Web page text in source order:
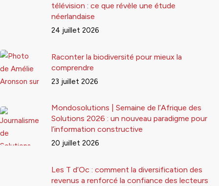
télévision : ce que révèle une étude
néerlandaise
24 juillet 2026
Raconter la biodiversité pour mieux la
comprendre
23 juillet 2026
Mondosolutions | Semaine de l’Afrique des
Solutions 2026 : un nouveau paradigme pour
l’information constructive
20 juillet 2026
Les T d’Oc : comment la diversification des
revenus a renforcé la confiance des lecteurs